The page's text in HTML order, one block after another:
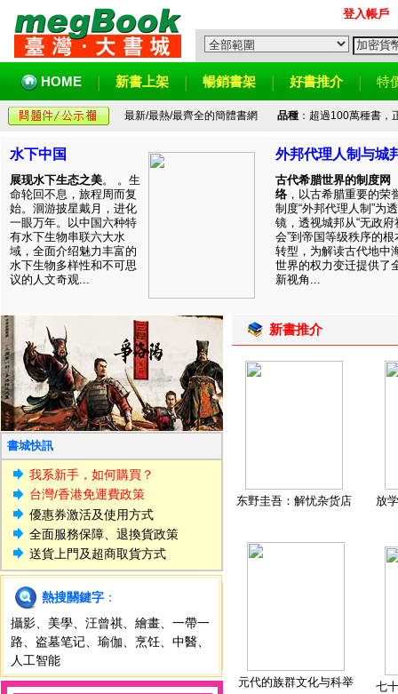
登入帳戶
HOME 新書上架 暢銷書架 好書推介 特
最新/最熱/最齊全的簡體書網 品種：超過100萬種書，
水下中国
展现水下生态之美。 。生
命轮回不息，旅程周而复
始。洄游披星戴月，进化
一眼万年。以中国六种特
有水下生物串联六大水
域，全面介绍魅力丰富的
水下生物多样性和不可思
议的人文奇观...
外邦代理人制与城
古代希腊世界的制度网
络 ，以古希腊重要的荣
制度“外邦代理人制”为透
镜，透视城邦从“无政府
会”到帝国等级秩序的根
转型，为解读古代地中
世界的权力变迁提供了
新视角...
書城快訊
我系新手，如何購買？
台灣/香港免運費政策
優惠券激活及使用方式
全面服務保障、退換貨政策
送貨上門及超商取貨方式
熱搜關鍵字 ：
攝影
美學 汪曾祺 繪畫
一帶一
路
盗墓笔记 瑜伽 烹饪 中醫
人工智能
新書推介
东野圭吾：解忧杂货店 放
元代的族群文化与科举 七